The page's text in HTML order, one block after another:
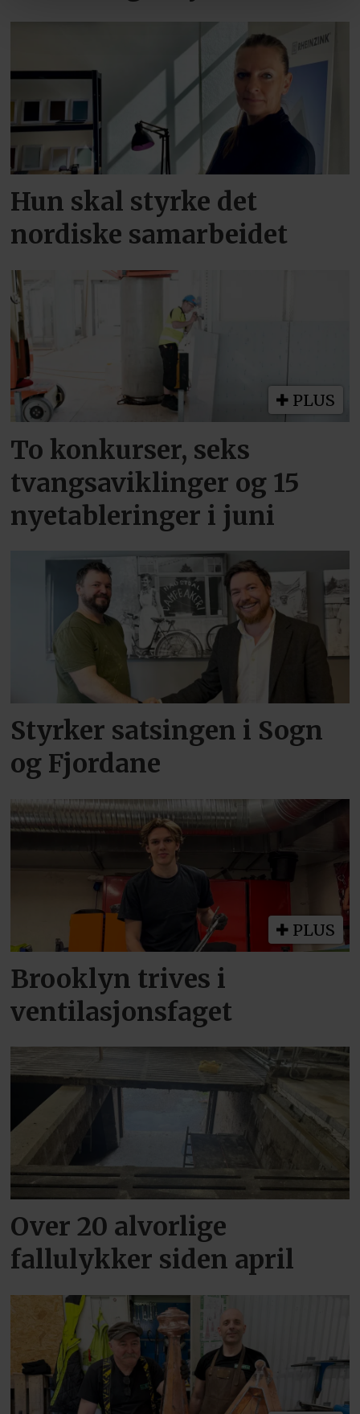
Hun skal styrke det
nordiske samarbeidet
PLUS
To konkurser, seks
tvangsaviklinger og 15
nyetableringer i juni
Styrker satsingen i Sogn
og Fjordane
PLUS
Brooklyn trives i
ventilasjonsfaget
Over 20 alvorlige
fallulykker siden april